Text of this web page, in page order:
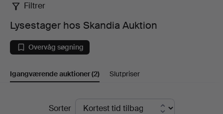
Lysestager
hos
Skandia
Auktion
Filtrer
Lysestager hos Skandia Auktion
Overvåg søgning
Igangværende auktioner(2) Slutpriser
Igangværende
Sorter